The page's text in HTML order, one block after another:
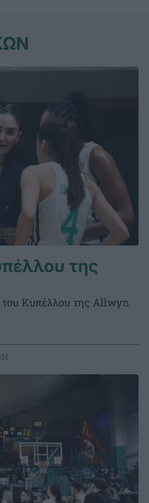
της
Κυπέλλου της Allwyn